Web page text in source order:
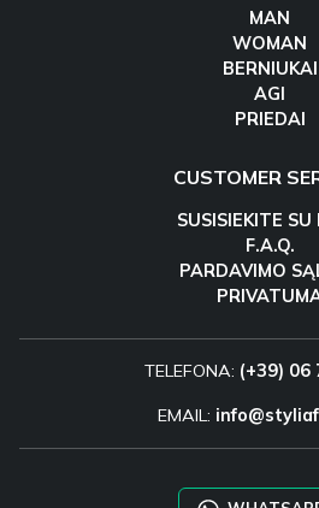
MAN
WOMAN
BERNIUKAI
AGI
PRIEDAI
CUSTOMER
SUSISIEKITE SU
F.A.Q.
PARDAVIMO
TELEFONA: (+39) 06
EMAIL: